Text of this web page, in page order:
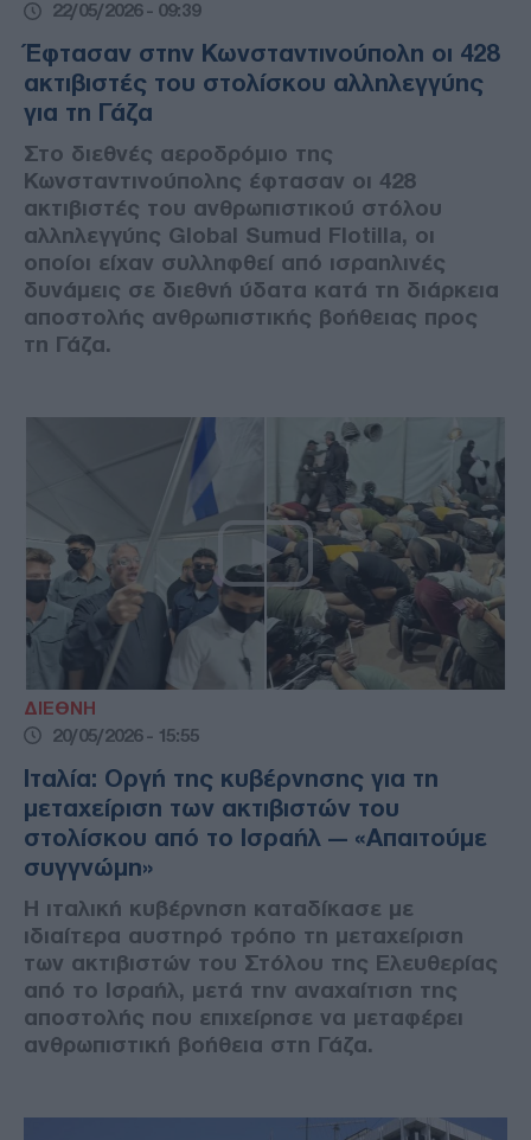
22/05/2026 - 09:39
Έφτασαν στην Κωνσταντινούπολη οι 428
ακτιβιστές του στολίσκου αλληλεγγύης
για τη Γάζα
Στο διεθνές αεροδρόμιο της
Κωνσταντινούπολης έφτασαν οι 428
ακτιβιστές του ανθρωπιστικού στόλου
αλληλεγγύης Global Sumud Flotilla, οι
οποίοι είχαν συλληφθεί από ισραηλινές
δυνάμεις σε διεθνή ύδατα κατά τη διάρκεια
αποστολής ανθρωπιστικής βοήθειας προς
τη Γάζα.
ΔΙΕΘΝΗ
20/05/2026 - 15:55
Ιταλία: Οργή της κυβέρνησης για τη
μεταχείριση των ακτιβιστών του
στολίσκου από το Ισραήλ — «Απαιτούμε
συγγνώμη»
Η ιταλική κυβέρνηση καταδίκασε με
ιδιαίτερα αυστηρό τρόπο τη μεταχείριση
των ακτιβιστών του Στόλου της Ελευθερίας
από το Ισραήλ, μετά την αναχαίτιση της
αποστολής που επιχείρησε να μεταφέρει
ανθρωπιστική βοήθεια στη Γάζα.